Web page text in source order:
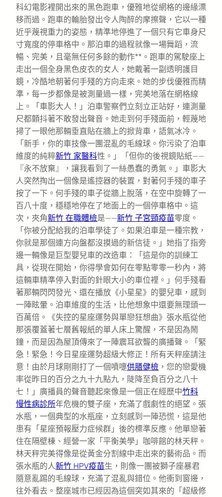
科幻電影裡開出來的黑色跑車，優雅地從網格的邊緣漂
移而過。跑車的輪胎發出令人陶醉的摩擦聲，它以一種
近乎蔑視重力的姿態，精準地停進了一個只有它車身尺
寸寬度的停車格中。那泊車的過程就像一場舞蹈，流
暢、完美，且毫無任何多餘的動作**。跑車的駕駛座上
走出一個全身黑色皮衣的女人，她戴著一副透明護目
鏡，冷酷地朝著何手殘的方向走來。她的步伐優雅而精
準，每一步都像是被測量過一樣，完美地落在網格線
上。「車影大人！」泊車警察們立刻立正站好，連測量
尺都顫抖著不敢發出聲音。她走到何手殘面前，輕蔑地
掃了一眼他那輛垂直貼在牆上的掀背車，語氣冰冷。
「新手，你的車技像一團混亂的毛線球。你污染了泊車
維度的純粹新竹 家醫科性。」「但你的後視鏡貼紙——
『永不放棄』，讓我看到了一絲愚蠢的勇氣。」車影大
人突然掏出一個像是遙控器的裝置，對著何手殘的車子
按了一下。何手殘的車子從牆上脫落，在空中旋轉了一
百八十度，穩穩地停在了地面上的一個停車格中。這
次，夾角新竹 在職體檢是——新竹 子宮頸疫苗零度。
「你被分配給我的泊車學徒了。如果泊車是一種宗教，
你就是那個連方向盤都沒摸過的新信徒。」她指了指旁
邊一輛像是巨型嬰兒車的改造車：「這是你的訓練工
具，從現在開始，你得學會如何在零點零零一秒內，將
這輛車精準停入對面的針眼大小的車位裡。」何手殘看
著那輛閃閃發光、還在播放《小星星》的嬰兒車，感到
一陣眩暈。泊車維度的生活，比他想象中還要無理頭一
百萬倍。《失控的星座運勢與單戀狂想曲》張水瓶從他
那張覆蓋著七層舊報紙的單人床上驚醒，不是因為鬧
鐘，而是因為屋頂傳來了一陣震耳欲聾的廣播聲。「緊
急！緊急！今日星座運勢超級大修正！所有天秤座請注
意！由於月球剛剛打了一個噴嚏供膳健檢 ，您的戀愛機
率從昨日的百分之九十九點九，陡降至負百分之八十
七！」廣播員的聲音聽起來像是一個正在經歷中竹科
慢性病診所年危機的雙子座，充滿了戲劇性的絕望。張
水瓶，一個典型的水瓶座，立刻感到一陣恐慌，這是他
患有「星座預報壓力症候群」後的標準反應。他單戀著
住在隔壁棟、經營一家「平衡美學」咖啡館的林天秤。
林天秤完美得像是從黃金分割線中走出來的藝術品。而
張水瓶的人新竹 HPV疫苗生，則像一團被獅子座暴君
隨意亂踢的毛線球，充滿了混亂與錯位。他衝到窗邊，
往外看去。整座城市已經因為這個突如其來的「超級修